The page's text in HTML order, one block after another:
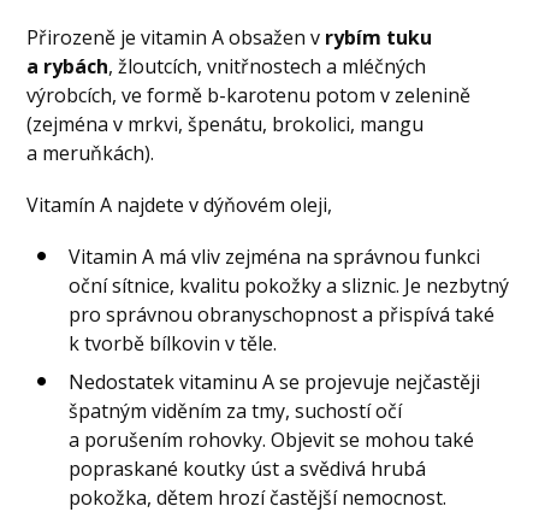
Přirozeně je vitamin A obsažen v rybím tuku
a rybách, žloutcích, vnitřnostech a mléčných
výrobcích, ve formě b-karotenu potom v zelenině
(zejména v mrkvi, špenátu, brokolici, mangu
a meruňkách).
Vitamín A najdete v dýňovém oleji,
Vitamin A má vliv zejména na správnou funkci
oční sítnice, kvalitu pokožky a sliznic. Je nezbytný
pro správnou obranyschopnost a přispívá také
k tvorbě bílkovin v těle.
Nedostatek vitaminu A se projevuje nejčastěji
špatným viděním za tmy, suchostí očí
a porušením rohovky. Objevit se mohou také
popraskané koutky úst a svědivá hrubá
pokožka, dětem hrozí častější nemocnost.